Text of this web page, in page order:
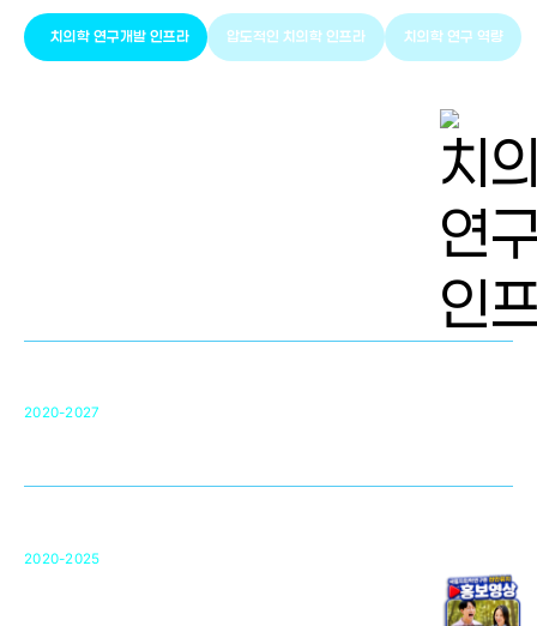
치의학 연구개발 인프라 압도적인 치의학 인프라 치의학 연구 역량
2020-2027
2020-2025
미국 베크만연구소